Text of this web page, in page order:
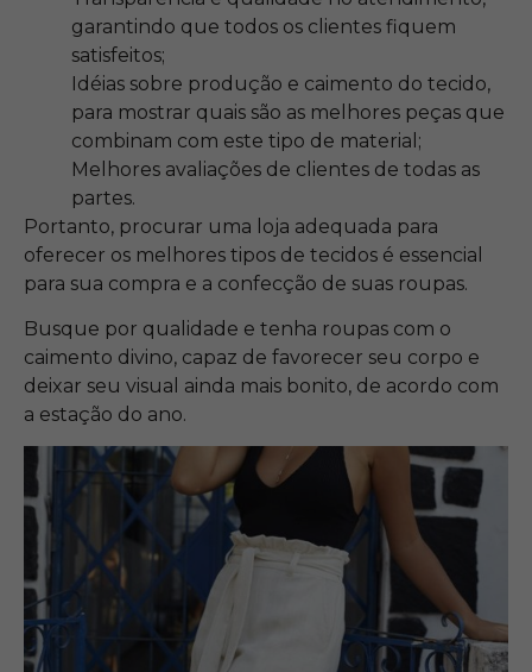
garantindo que todos os clientes fiquem
satisfeitos;
Idéias sobre produção e caimento do tecido,
para mostrar quais são as melhores peças que
combinam com este tipo de material;
Melhores avaliações de clientes de todas as
partes.
Portanto, procurar uma loja adequada para
oferecer os melhores tipos de tecidos é essencial
para sua compra e a confecção de suas roupas.
Busque por qualidade e tenha roupas com o
caimento divino, capaz de favorecer seu corpo e
deixar seu visual ainda mais bonito, de acordo com
a estação do ano.